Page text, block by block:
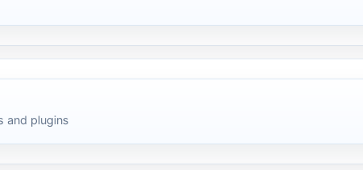
and plugins